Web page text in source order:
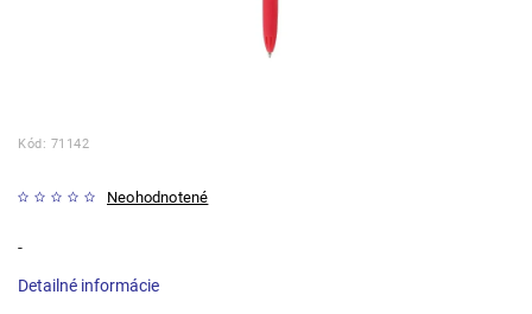
Kód: 71142
Neohodnotené
-
Detailné informácie